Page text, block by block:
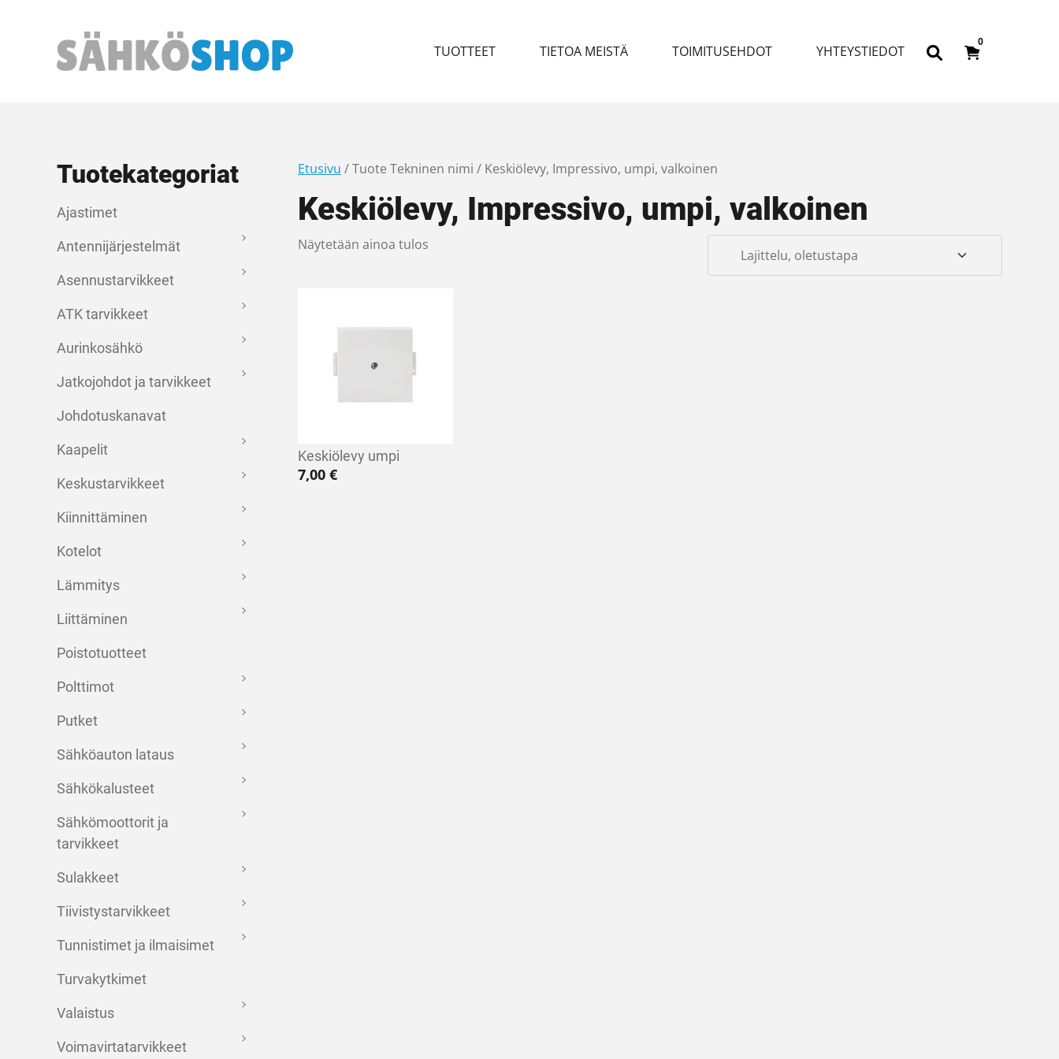
Päävalikko TUOTTEET TIETOA MEISTÄ TOIMITUSEHDOT YHTEYSTIEDOT
0
Tuotekategoriat
Ajastimet
Antennijärjestelmät
Asennustarvikkeet
ATK tarvikkeet
Aurinkosähkö
Jatkojohdot ja tarvikkeet
Johdotuskanavat
Kaapelit
Keskustarvikkeet
Kiinnittäminen
Kotelot
Lämmitys
Liittäminen
Poistotuotteet
Polttimot
Putket
Sähköauton lataus
Sähkökalusteet
Sähkömoottorit ja
tarvikkeet
Sulakkeet
Tiivistystarvikkeet
Tunnistimet ja ilmaisimet
Turvakytkimet
Valaistus
Voimavirtatarvikkeet
Etusivu / Tuote Tekninen nimi / Keskiölevy, Impressivo, umpi, valkoinen
Keskiölevy, Impressivo, umpi, valkoinen
Näytetään ainoa tulos
Keskiölevy umpi
7,00 €